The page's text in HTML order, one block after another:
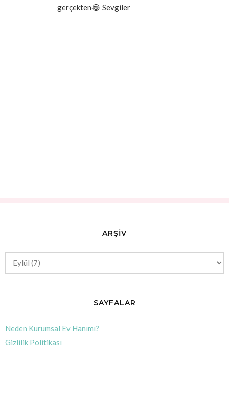
gerçekten😂 Sevgiler
ARŞİV
SAYFALAR
Neden Kurumsal Ev Hanımı?
Gizlilik Politikası